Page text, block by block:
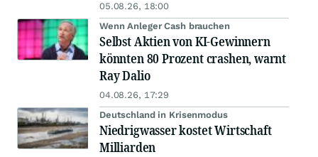
05.08.26, 18:00
Wenn Anleger Cash brauchen
Selbst Aktien von KI-Gewinnern
könnten 80 Prozent crashen, warnt
Ray Dalio
04.08.26, 17:29
Deutschland in Krisenmodus
Niedrigwasser kostet Wirtschaft
Milliarden